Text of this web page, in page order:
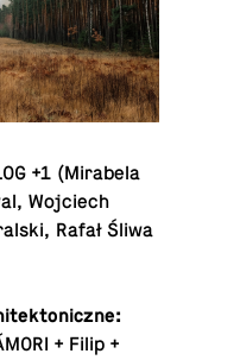
+1 (Mirabela
Wo­j­ciech
Rafał Śliwa
+ Filip +